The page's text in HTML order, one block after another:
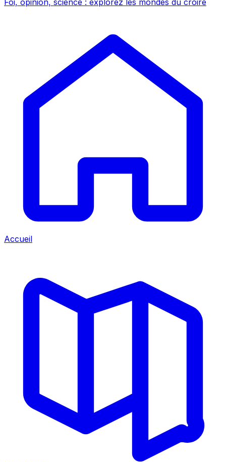
Foi, opinion, science : explorez les mondes du croire
Accueil